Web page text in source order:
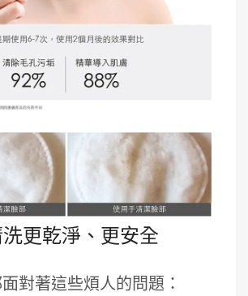
更乾淨、更安全
對著這些煩人的問題：